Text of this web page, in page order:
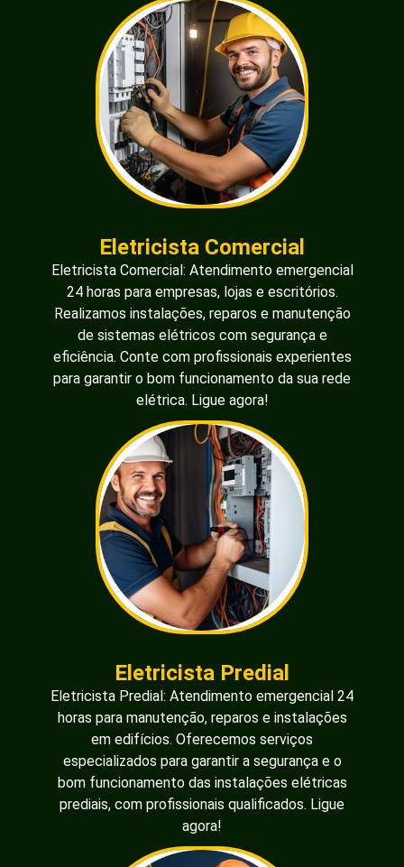
Eletricista Comercial
Eletricista Comercial: Atendimento emergencial
24 horas para empresas, lojas e escritórios.
Realizamos instalações, reparos e manutenção
de sistemas elétricos com segurança e
eficiência. Conte com profissionais experientes
para garantir o bom funcionamento da sua rede
elétrica. Ligue agora!
Eletricista Predial
Eletricista Predial: Atendimento emergencial 24
horas para manutenção, reparos e instalações
em edifícios. Oferecemos serviços
especializados para garantir a segurança e o
bom funcionamento das instalações elétricas
prediais, com profissionais qualificados. Ligue
agora!